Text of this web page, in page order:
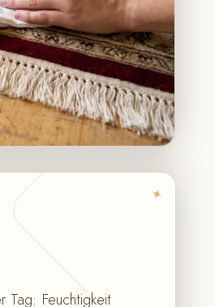
✦
Tag: Feuchtigkeit